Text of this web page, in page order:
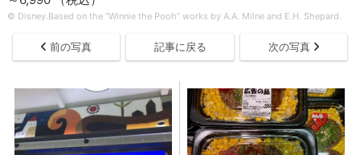
© Disney.Based on the “Winnie the Pooh” works by A.A. Milne and E.H. Shepard.
前の写真 記事に戻る 次の写真